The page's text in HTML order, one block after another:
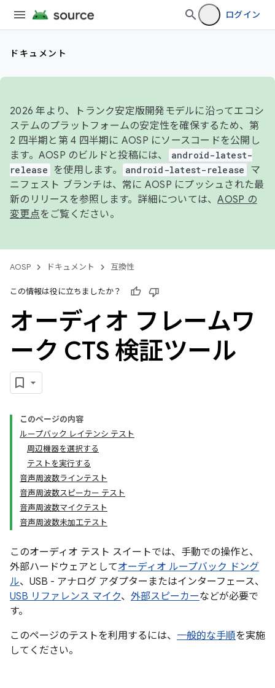
ログイン
ドキュメント
2026 年より、トランク安定版開発モデルに沿ってエコシ
ステムのプラットフォームの安定性を確保するため、第
2 四半期と第 4 四半期に AOSP にソースコードを公開し
ます。AOSP のビルドと投稿には、
android-latest-
release
を使用します。 android-latest-release
マ
ニフェスト ブランチは、常に AOSP にプッシュされた最
新のリリースを参照します。詳細については、AOSP の
変更点をご覧ください。
AOSP ドキュメント 互換性
この情報は役に立ちましたか？
オーディオ フレームワ
ーク CTS 検証ツール
このページの内容
ループバック レイテンシ テスト
周辺機器を選択する
テストを実行する
音声周波数ラインテスト
音声周波数スピーカー テスト
音声周波数マイクテスト
音声周波数未加工テスト
このオーディオ テスト スイートでは、手動での操作と、
外部ハードウェアとしてオーディオ ループバック ドング
ル、USB - アナログ アダプターまたはインターフェース、
USB リファレンス マイク、 外部スピーカーなどが必要で
す。
このページのテストを利用するには、 一般的な手順を実施
してください。